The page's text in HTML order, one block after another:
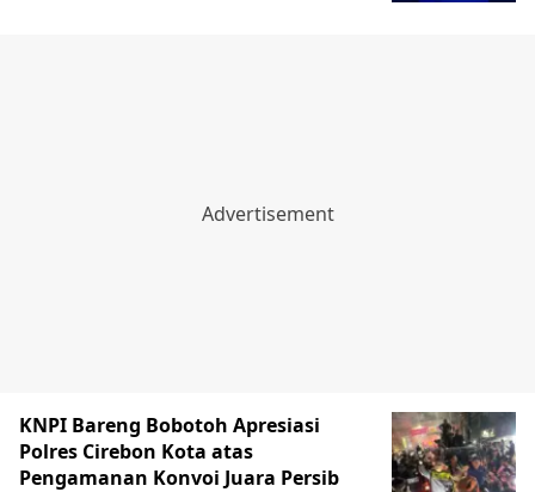
KNPI Bareng Bobotoh Apresiasi
Polres Cirebon Kota atas
Pengamanan Konvoi Juara Persib